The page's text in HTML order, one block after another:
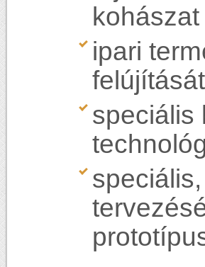
ipari
speciális